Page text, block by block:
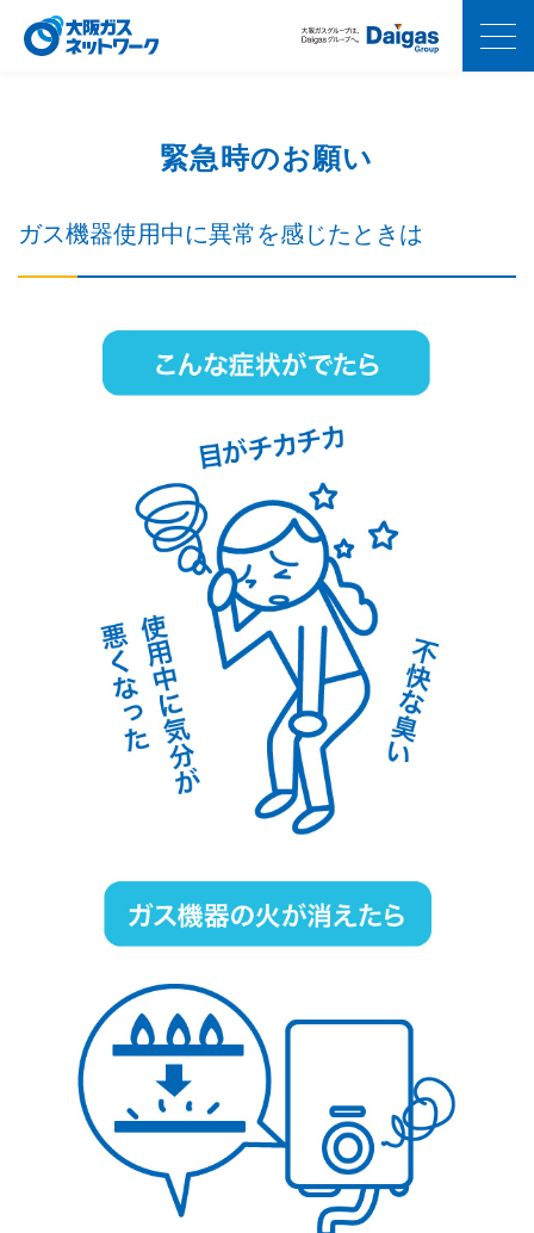
緊急時のお願い
ガス機器使用中に異常を感じたときは